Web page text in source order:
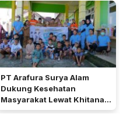
Pelatihan Avenza Maps di
Way Kanan
PT Arafura Surya Alam
Dukung Kesehatan
Masyarakat Lewat Khitanan
Massal di Kotabunan